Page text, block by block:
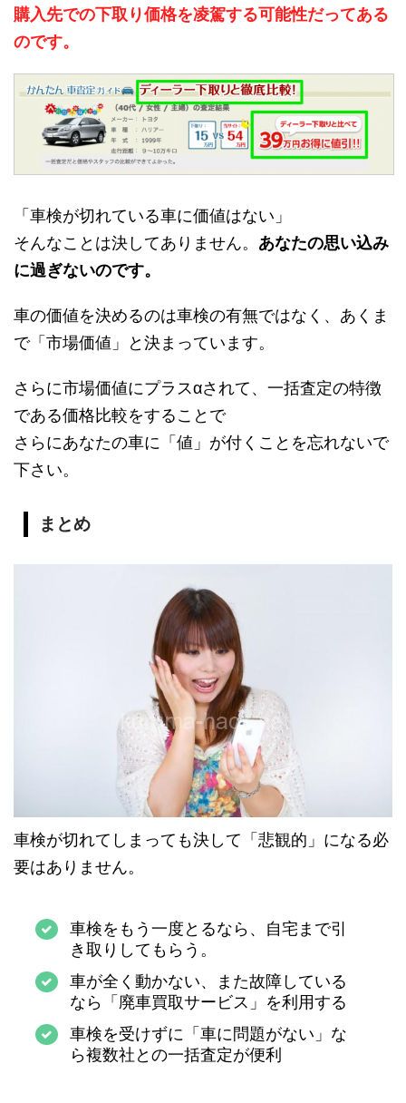
購入先での下取り価格を凌駕する可能性だってある
のです。
「車検が切れている車に価値はない」
そんなことは決してありません。 あなたの思い込み
に過ぎないのです。
車の価値を決めるのは車検の有無ではなく、あくま
で「市場価値」と決まっています。
さらに市場価値にプラスαされて、一括査定の特徴
である価格比較をすることで
さらにあなたの車に「値」が付くことを忘れないで
下さい。
まとめ
車検が切れてしまっても決して「悲観的」になる必
要はありません。
車検をもう一度とるなら、自宅まで引
き取りしてもらう。
車が全く動かない、また故障している
なら「廃車買取サービス」を利用する
車検を受けずに「車に問題がない」な
ら複数社との一括査定が便利